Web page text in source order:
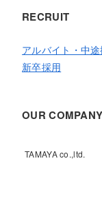
RECRUIT
アルバイト・中
新卒採用
OUR COMPANY
TAMAYA co.,ltd.